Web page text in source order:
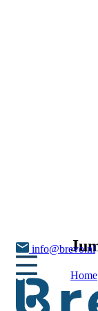
info@brevo.nl
Home